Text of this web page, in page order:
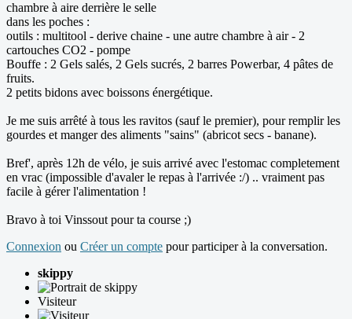
chambre à aire derrière le selle
dans les poches :
outils : multitool - derive chaine - une autre chambre à air - 2
cartouches CO2 - pompe
Bouffe : 2 Gels salés, 2 Gels sucrés, 2 barres Powerbar, 4 pâtes de
fruits.
2 petits bidons avec boissons énergétique.
Je me suis arrêté à tous les ravitos (sauf le premier), pour remplir les
gourdes et manger des aliments "sains" (abricot secs - banane).
Bref', après 12h de vélo, je suis arrivé avec l'estomac completement
en vrac (impossible d'avaler le repas à l'arrivée :/) .. vraiment pas
facile à gérer l'alimentation !
Bravo à toi Vinssout pour ta course ;)
Connexion ou Créer un compte pour participer à la conversation.
skippy
Visiteur